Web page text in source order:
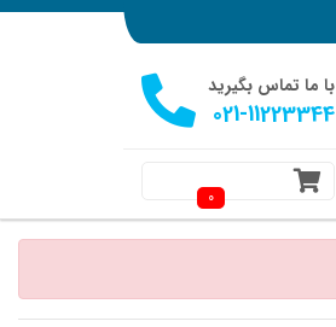
با ما تماس بگیرید
021-11223344
0